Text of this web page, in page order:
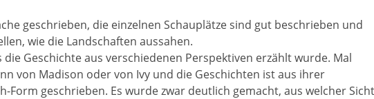
geschrieben, die einzelnen Schauplätze sind gut beschrieben und
wie die Landschaften aussahen.
die Geschichte aus verschiedenen Perspektiven erzählt wurde. Mal
von Madison oder von Ivy und die Geschichten ist aus ihrer
Form geschrieben. Es wurde zwar deutlich gemacht, aus welcher Sicht